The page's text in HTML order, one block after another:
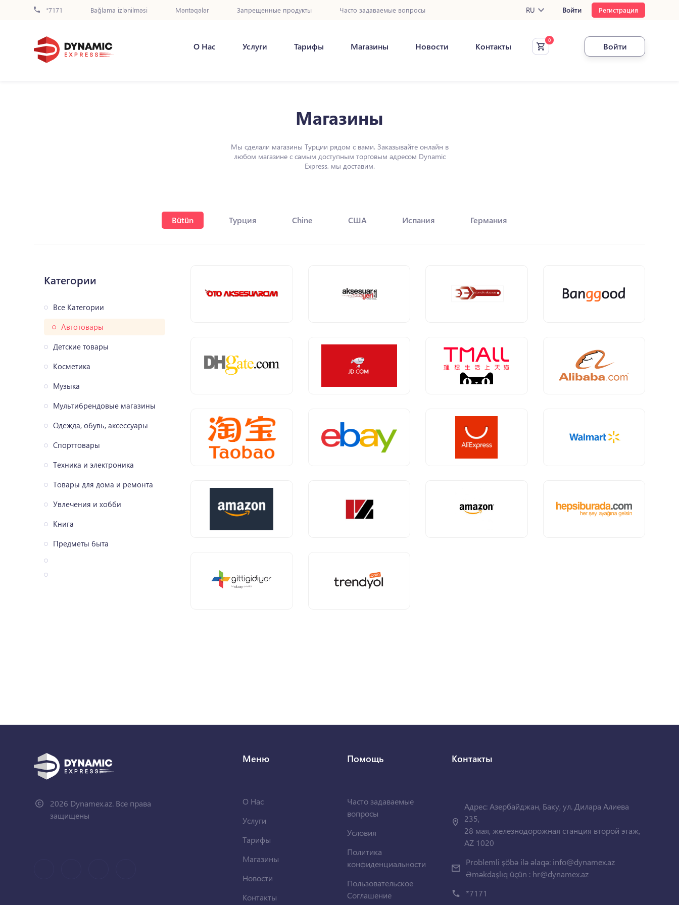
*7171 Bağlama izlənilməsi Məntəqələr Запрещенные продукты Часто задаваемые вопросы RU Войти Регистрация
О Нас Услуги Тарифы Магазины Новости Контакты Войти
Магазины
Мы сделали магазины Турции рядом с вами. Заказывайте онлайн в
любом магазине с самым доступным торговым адресом Dynamic
Express, мы доставим.
Bütün Турция Chine США Испания Германия
Категории
Все Категории
Автотовары
Детские товары
Косметика
Музыка
Мультибрендовые магазины
Одежда, обувь, аксессуары
Спорттовары
Техника и электроника
Товары для дома и ремонта
Увлечения и хобби
Книга
Предметы быта
2026 Dynamex.az. Все права
защищены
Меню
О Нас
Услуги
Тарифы
Магазины
Новости
Контакты
Помощь
Часто задаваемые
вопросы
Условия
Политика
конфиденциальности
Пользовательское
Соглашение
Контакты
Адрес: Азербайджан, Баку, ул. Дилара Алиева
235,
28 мая, железнодорожная станция второй этаж,
AZ 1020
Problemli şöbə ilə əlaqə: info@dynamex.az
Əməkdaşlıq üçün : hr@dynamex.az
*7171